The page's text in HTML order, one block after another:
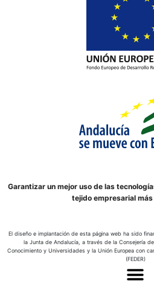
Garantizar un mejor uso de las
tejido empresarial
El diseño e implantación de esta página web ha sido
la Junta de Andalucía, a través de la Consejería
Conocimiento y Universidades y la Unión Europea con
(FEDER)